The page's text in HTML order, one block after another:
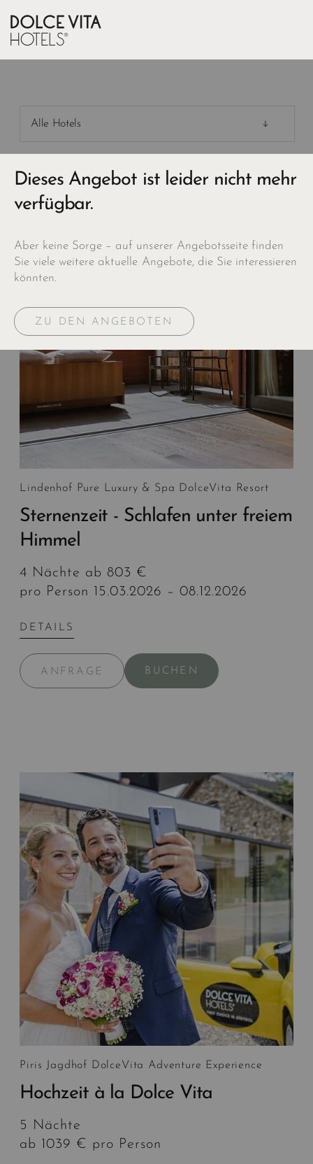
Alle Hotels
Lindenhof Pure Luxury & Spa DolceVita Resort
Sternenzeit - Schlafen unter freiem
Himmel
4 Nächte ab 803 €
pro Person 15.03.2026 – 08.12.2026
DETAILS
ANFRAGE BUCHEN
Piris Jagdhof DolceVita Adventure Experience
Hochzeit à la Dolce Vita
5 Nächte
ab 1039 € pro Person
Dieses Angebot ist leider nicht mehr
verfügbar.
Aber keine Sorge – auf unserer Angebotsseite finden
Sie viele weitere aktuelle Angebote, die Sie interessieren
könnten.
ZU DEN ANGEBOTEN